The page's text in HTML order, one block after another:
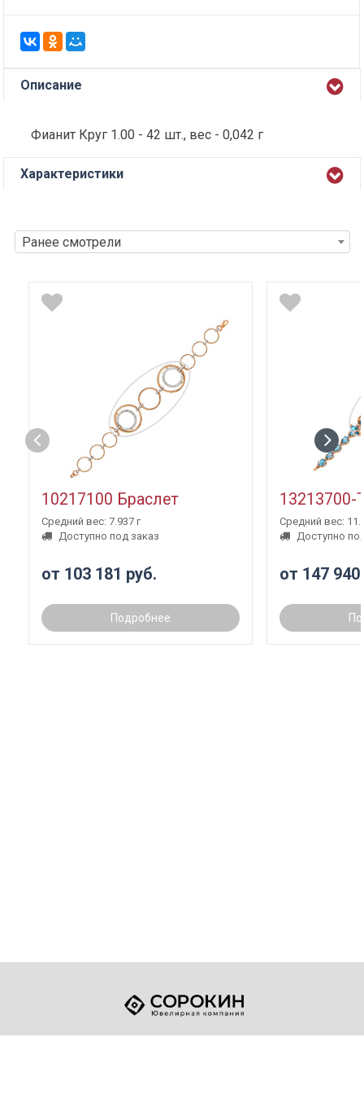
Описание
Фианит Круг 1.00 - 42 шт., вес - 0,042 г
Характеристики
Ранее смотрели
10217100 Браслет
Средний вес: 7.937 г
Доступно под заказ
от 103 181 руб.
Подробнее
13213700-
Средний вес:
Доступно
от 147 940